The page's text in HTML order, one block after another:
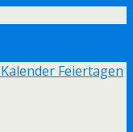
Feiertagen